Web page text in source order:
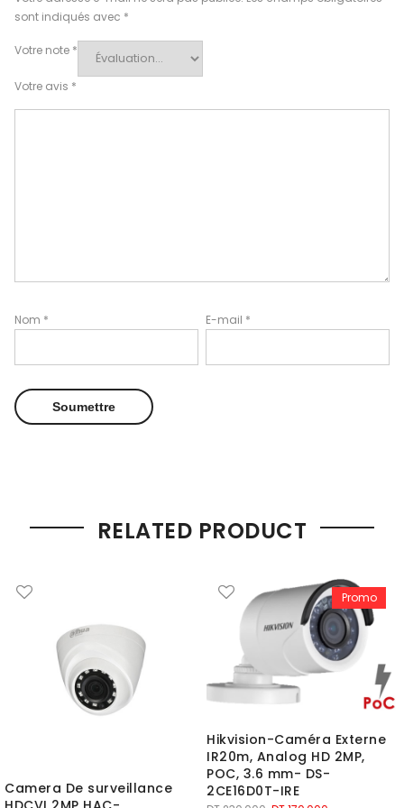
sont indiqués avec *
Votre note *
Votre avis *
Nom * E-mail *
RELATED PRODUCT
Camera De surveillance
Promo
Hikvision-Caméra Externe
IR20m, Analog HD 2MP,
POC, 3.6 mm- DS-
2CE16D0T-IRE